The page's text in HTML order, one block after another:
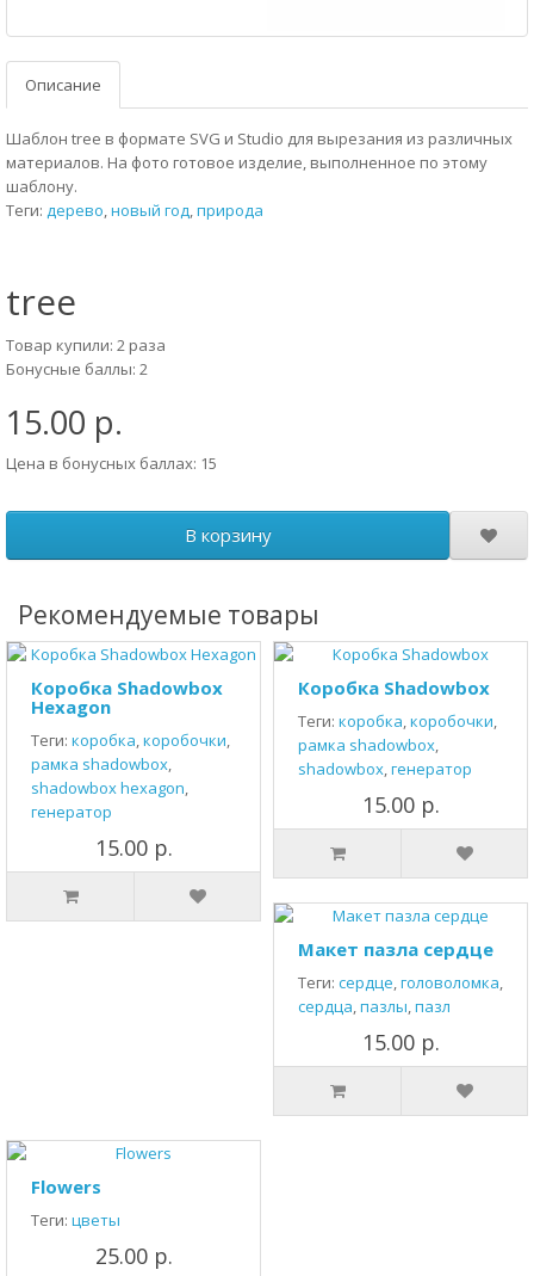
Описание
Шаблон tree в формате SVG и Studio для вырезания из различных
материалов. На фото готовое изделие, выполненное по этому
шаблону.
Теги: дерево,новый год,природа
tree
Товар купили: 2 раза
Бонусные баллы: 2
15.00 р.
Цена в бонусных баллах: 15
В корзину
Рекомендуемые товары
Коробка Shadowbox
Hexagon
Теги: коробка,коробочки,
рамка shadowbox,
shadowbox hexagon,
генератор
15.00 р.
Коробка Shadowbox
Теги: коробка,коробочки,
рамка shadowbox,
shadowbox,генератор
15.00 р.
Макет пазла сердце
Теги: сердце,головоломка,
сердца,пазлы,пазл
15.00 р.
Flowers
Теги: цветы
25.00 р.